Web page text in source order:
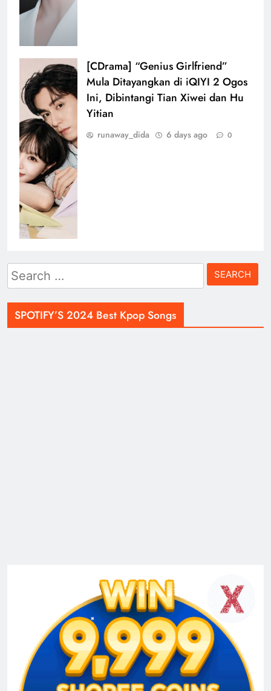
[CDrama] “Genius Girlfriend”
Mula Ditayangkan di iQIYI 2 Ogos
Ini, Dibintangi Tian Xiwei dan Hu
Yitian
runaway_dida 6 days ago 0
Search
for:
SPOTIFY’S 2024 Best Kpop Songs